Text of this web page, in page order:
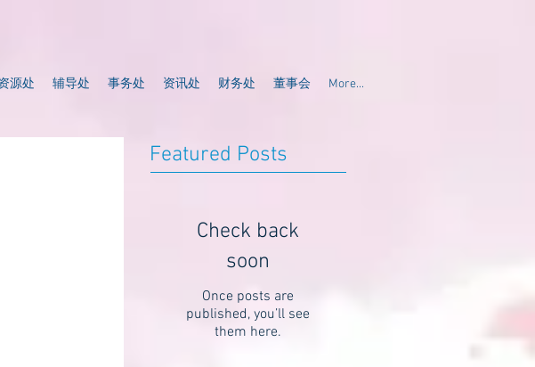
源处 辅导处 事务处 资讯处 财务处 董事会 More...
Featured Posts
Check back
soon
Once posts are
published, you’ll see
them here.